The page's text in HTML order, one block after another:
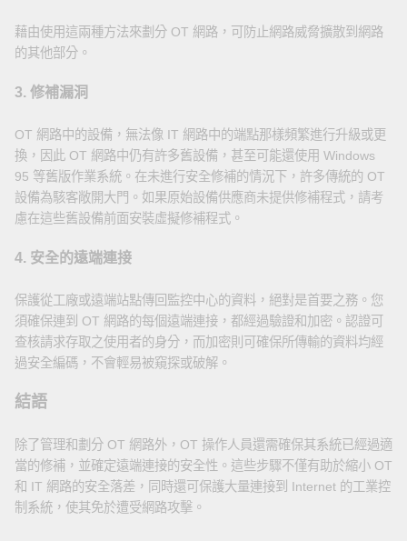
藉由使用這兩種方法來劃分 OT 網路，可防止網路威脅擴散到網路
的其他部分。
3. 修補漏洞
OT 網路中的設備，無法像 IT 網路中的端點那樣頻繁進行升級或更
換，因此 OT 網路中仍有許多舊設備，甚至可能還使用 Windows
95 等舊版作業系統。在未進行安全修補的情況下，許多傳統的 OT
設備為駭客敞開大門。如果原始設備供應商未提供修補程式，請考
慮在這些舊設備前面安裝虛擬修補程式。
4. 安全的遠端連接
保護從工廠或遠端站點傳回監控中心的資料，絕對是首要之務。您
須確保連到 OT 網路的每個遠端連接，都經過驗證和加密。認證可
查核請求存取之使用者的身分，而加密則可確保所傳輸的資料均經
過安全編碼，不會輕易被窺探或破解。
結語
除了管理和劃分 OT 網路外，OT 操作人員還需確保其系統已經過適
當的修補，並確定遠端連接的安全性。這些步驟不僅有助於縮小 OT
和 IT 網路的安全落差，同時還可保護大量連接到 Internet 的工業控
制系統，使其免於遭受網路攻擊。